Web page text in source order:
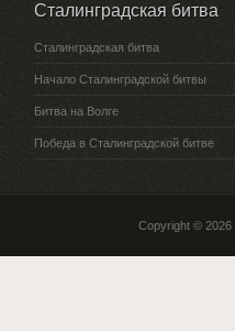
Сталинградская битва
Сталинградская битва
Начало Сталинградской битвы
Битва на Волге
Победа в Сталинградской битве
Copyright © 2026